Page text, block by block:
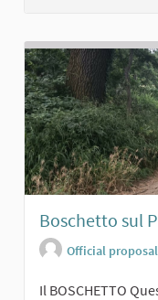
Boschetto sul
Official proposal
Il BOSCHETTO